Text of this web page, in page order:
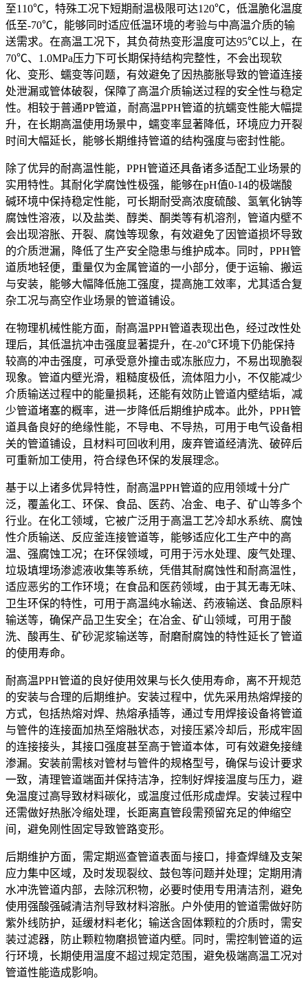
至110℃，特殊工况下短期耐温极限可达120℃，低温脆化温度
低至-70℃，能够同时适应低温环境的考验与中高温介质的输
送需求。在高温工况下，其负荷热变形温度可达95℃以上，在
70℃、1.0MPa压力下可长期保持结构完整性，不会出现软
化、变形、蠕变等问题，有效避免了因热膨胀导致的管道连接
处泄漏或管体破裂，保障了高温介质输送过程的安全性与稳定
性。相较于普通PP管道，耐高温PPH管道的抗蠕变性能大幅提
升，在长期高温使用场景中，蠕变率显著降低，环境应力开裂
时间大幅延长，能够长期维持管道的结构强度与密封性能。
除了优异的耐高温性能，PPH管道还具备诸多适配工业场景的
实用特性。其耐化学腐蚀性极强，能够在pH值0-14的极端酸
碱环境中保持稳定性能，可长期耐受高浓度硫酸、氢氧化钠等
腐蚀性溶液，以及盐类、醇类、酮类等有机溶剂，管道内壁不
会出现溶胀、开裂、腐蚀等现象，有效避免了因管道损坏导致
的介质泄漏，降低了生产安全隐患与维护成本。同时，PPH管
道质地轻便，重量仅为金属管道的一小部分，便于运输、搬运
与安装，能够大幅降低施工强度，提高施工效率，尤其适合复
杂工况与高空作业场景的管道铺设。
在物理机械性能方面，耐高温PPH管道表现出色，经过改性处
理后，其低温抗冲击强度显著提升，在-20℃环境下仍能保持
较高的冲击强度，可承受意外撞击或冻胀应力，不易出现脆裂
现象。管道内壁光滑，粗糙度极低，流体阻力小，不仅能减少
介质输送过程中的能量损耗，还能有效防止管道内壁结垢，减
少管道堵塞的概率，进一步降低后期维护成本。此外，PPH管
道具备良好的绝缘性能，不导电、不导热，可用于电气设备相
关的管道铺设，且材料可回收利用，废弃管道经清洗、破碎后
可重新加工使用，符合绿色环保的发展理念。
基于以上诸多优异特性，耐高温PPH管道的应用领域十分广
泛，覆盖化工、环保、食品、医药、冶金、电子、矿山等多个
行业。在化工领域，它被广泛用于高温工艺冷却水系统、腐蚀
性介质输送、反应釜连接管道等，能够适应化工生产中的高
温、强腐蚀工况；在环保领域，可用于污水处理、废气处理、
垃圾填埋场渗滤液收集等系统，凭借其耐腐蚀性和耐高温性，
适应恶劣的工作环境；在食品和医药领域，由于其无毒无味、
卫生环保的特性，可用于高温纯水输送、药液输送、食品原料
输送等，确保产品卫生安全；在冶金、矿山领域，可用于酸
洗、酸再生、矿砂泥浆输送等，耐磨耐腐蚀的特性延长了管道
的使用寿命。
耐高温PPH管道的良好使用效果与长久使用寿命，离不开规范
的安装与合理的后期维护。安装过程中，优先采用热熔焊接的
方式，包括热熔对焊、热熔承插等，通过专用焊接设备将管道
与管件的连接面加热至熔融状态，对接压紧冷却后，形成牢固
的连接接头，其接口强度甚至高于管道本体，可有效避免接缝
渗漏。安装前需核对管材与管件的规格型号，确保与设计要求
一致，清理管道端面并保持洁净，控制好焊接温度与压力，避
免温度过高导致材料碳化，或温度过低形成虚焊。安装过程中
还需做好热胀冷缩处理，长距离直管段需预留充足的伸缩空
间，避免刚性固定导致管路变形。
后期维护方面，需定期巡查管道表面与接口，排查焊缝及支架
应力集中区域，及时发现裂纹、鼓包等问题并处理；定期用清
水冲洗管道内部，去除沉积物，必要时使用专用清洁剂，避免
使用强酸强碱清洁剂导致材料溶胀。户外使用的管道需做好防
紫外线防护，延缓材料老化；输送含固体颗粒的介质时，需安
装过滤器，防止颗粒物磨损管道内壁。同时，需控制管道的运
行环境，长期使用温度不超过规定范围，避免极端高温工况对
管道性能造成影响。